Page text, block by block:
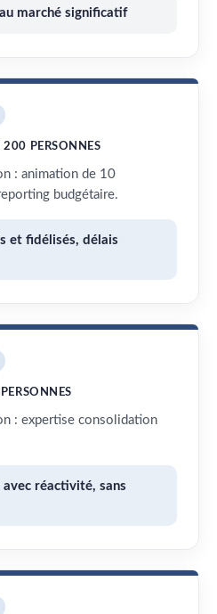
marché significatif
200 PERSONNES
: animation de 10
budgétaire.
et fidélisés, délais
: expertise consolidation
réactivité, sans